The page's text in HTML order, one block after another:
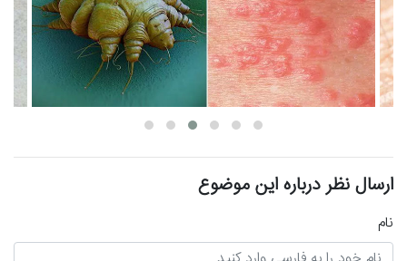
ارسال نظر درباره این موضوع
نام